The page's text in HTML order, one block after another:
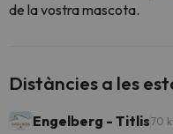
de la vostra mascota.
Distàncies a les
Engelberg - Titlis70